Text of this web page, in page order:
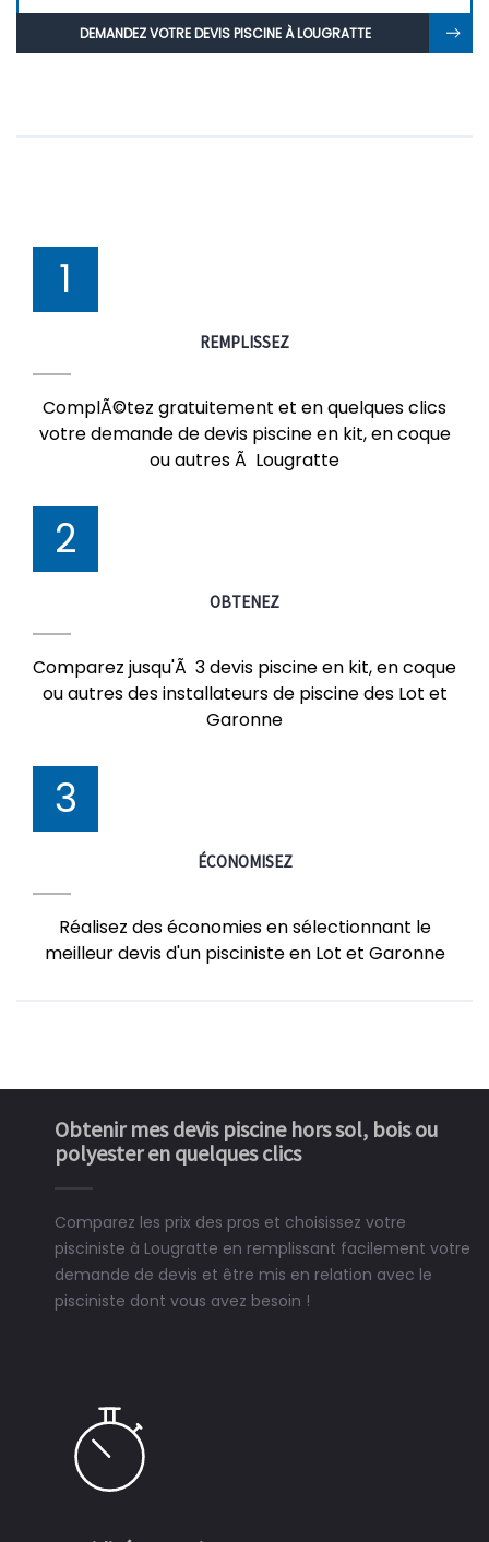
DEMANDEZ VOTRE DEVIS PISCINE À LOUGRATTE
1
REMPLISSEZ
ComplÃ©tez gratuitement et en quelques clics
votre demande de devis piscine en kit, en coque
ou autres Ã Lougratte
2
OBTENEZ
Comparez jusqu'Ã 3 devis piscine en kit, en coque
ou autres des installateurs de piscine des Lot et
Garonne
3
ÉCONOMISEZ
Réalisez des économies en sélectionnant le
meilleur devis d'un pisciniste en Lot et Garonne
Obtenir mes devis piscine hors sol, bois ou
polyester en quelques clics
Comparez les prix des pros et choisissez votre
pisciniste à Lougratte en remplissant facilement votre
demande de devis et être mis en relation avec le
pisciniste dont vous avez besoin !